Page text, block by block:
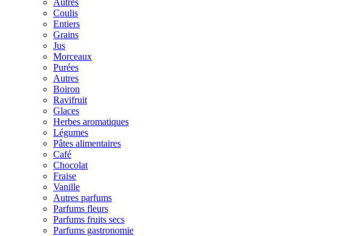
Autres
Coulis
Entiers
Grains
Jus
Morceaux
Purées
Autres
Boiron
Ravifruit
Glaces
Herbes aromatiques
Légumes
Pâtes alimentaires
Café
Chocolat
Fraise
Vanille
Autres parfums
Parfums fleurs
Parfums fruits secs
Parfums gastronomie